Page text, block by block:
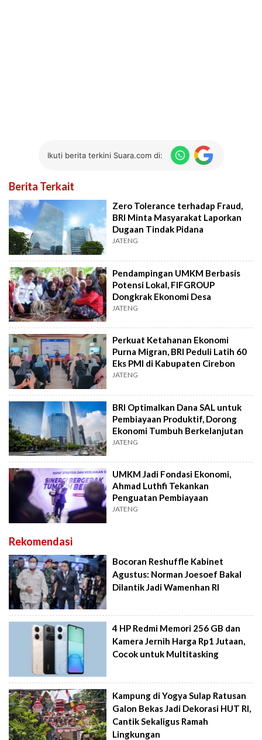
Ikuti berita terkini Suara.com di:
Berita Terkait
Zero Tolerance terhadap Fraud,
BRI Minta Masyarakat Laporkan
Dugaan Tindak Pidana
JATENG
Pendampingan UMKM Berbasis
Potensi Lokal, FIFGROUP
Dongkrak Ekonomi Desa
JATENG
Perkuat Ketahanan Ekonomi
Purna Migran, BRI Peduli Latih 60
Eks PMI di Kabupaten Cirebon
JATENG
BRI Optimalkan Dana SAL untuk
Pembiayaan Produktif, Dorong
Ekonomi Tumbuh Berkelanjutan
JATENG
UMKM Jadi Fondasi Ekonomi,
Ahmad Luthfi Tekankan
Penguatan Pembiayaan
JATENG
Rekomendasi
Bocoran Reshuffle Kabinet
Agustus: Norman Joesoef Bakal
Dilantik Jadi Wamenhan RI
4 HP Redmi Memori 256 GB dan
Kamera Jernih Harga Rp1 Jutaan,
Cocok untuk Multitasking
Kampung di Yogya Sulap Ratusan
Galon Bekas Jadi Dekorasi HUT RI,
Cantik Sekaligus Ramah
Lingkungan